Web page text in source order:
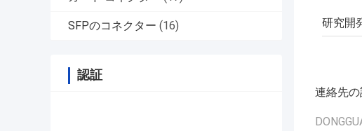
SFPのコネクター (16)
認証
研究開
連絡先の